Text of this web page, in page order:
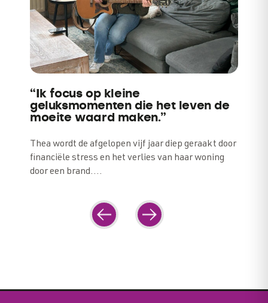
“Ik focus op kleine
geluksmomenten die het leven de
moeite waard maken.”
Thea wordt de afgelopen vijf jaar diep geraakt door
financiële stress en het verlies van haar woning
door een brand.…
Navigation
Previous